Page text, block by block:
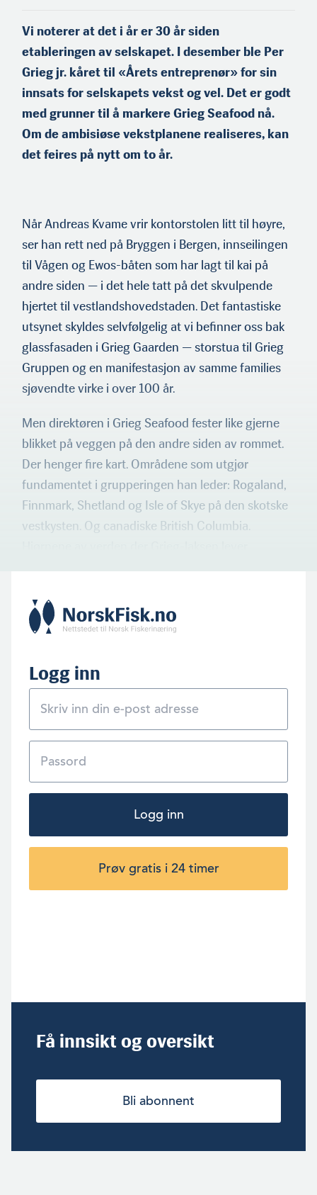
Vi noterer at det i år er 30 år siden
etableringen av selskapet. I desember ble Per
Grieg jr. kåret til «Årets entreprenør» for sin
innsats for selskapets vekst og vel. Det er godt
med grunner til å markere Grieg Seafood nå.
Om de ambisiøse vekstplanene realiseres, kan
det feires på nytt om to år.
Når Andreas Kvame vrir kontorstolen litt til høyre,
ser han rett ned på Bryggen i Bergen, innseilingen
til Vågen og Ewos-båten som har lagt til kai på
andre siden — i det hele tatt på det skvul­pende
hjertet til vestlandshovedstaden. Det fantastiske
utsynet skyldes selvfølgelig at vi befinner oss bak
glassfasaden i Grieg Gaarden — storstua til Grieg
Gruppen og en manifestasjon av samme families
sjøvendte virke i over 100 år.
Men direktøren i Grieg Seafood fester like gjerne
blikket på veggen på den andre siden av rommet.
Der henger fire kart. Områdene som utgjør
fundamentet i grupperingen han leder: Rogaland,
Finnmark, Shetland og Isle of Skye på den skotske
vestkysten. Og canadiske British Columbia.
Logg inn
Logg inn
Prøv gratis i 24 timer
Få innsikt og oversikt
Bli abonnent